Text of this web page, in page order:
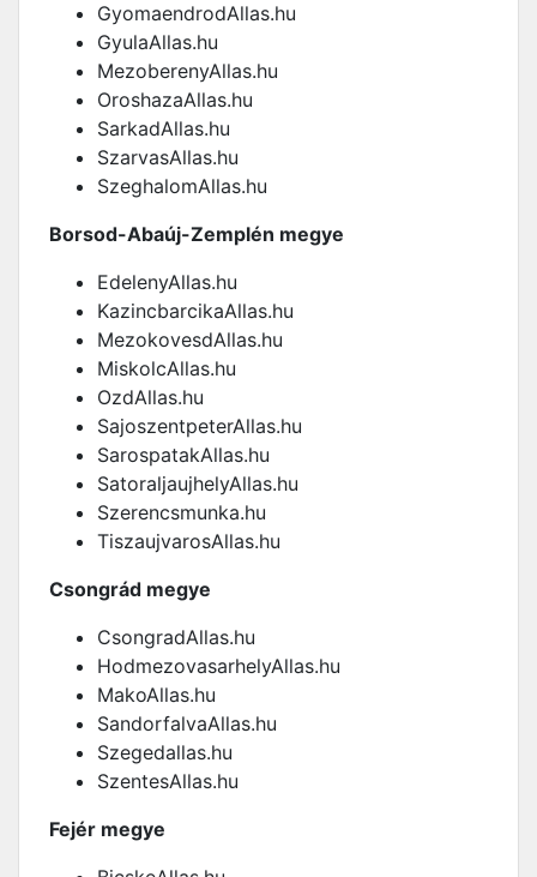
GyomaendrodAllas.hu
GyulaAllas.hu
MezoberenyAllas.hu
OroshazaAllas.hu
SarkadAllas.hu
SzarvasAllas.hu
SzeghalomAllas.hu
Borsod-Abaúj-Zemplén megye
EdelenyAllas.hu
KazincbarcikaAllas.hu
MezokovesdAllas.hu
MiskolcAllas.hu
OzdAllas.hu
SajoszentpeterAllas.hu
SarospatakAllas.hu
SatoraljaujhelyAllas.hu
Szerencsmunka.hu
TiszaujvarosAllas.hu
Csongrád megye
CsongradAllas.hu
HodmezovasarhelyAllas.hu
MakoAllas.hu
SandorfalvaAllas.hu
Szegedallas.hu
SzentesAllas.hu
Fejér megye